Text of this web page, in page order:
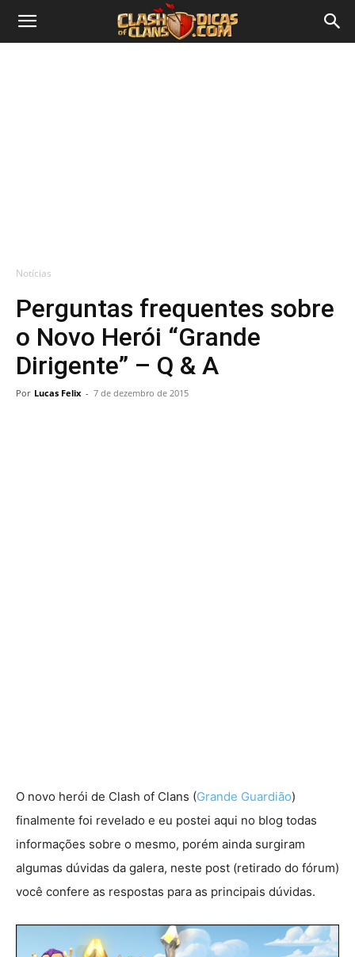
Notícias
Perguntas frequentes sobre
o Novo Herói “Grande
Dirigente” – Q & A
Por Lucas Felix - 7 de dezembro de 2015
O novo herói de Clash of Clans (Grande Guardião)
finalmente foi revelado e eu postei aqui no blog todas
informações sobre o mesmo, porém ainda surgiram
algumas dúvidas da galera, neste post (retirado do fórum)
você confere as respostas para as principais dúvidas.